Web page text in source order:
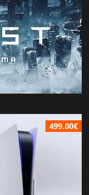
499.00€